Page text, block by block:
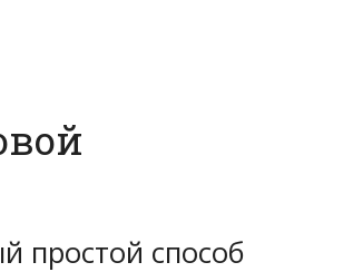
простой способ